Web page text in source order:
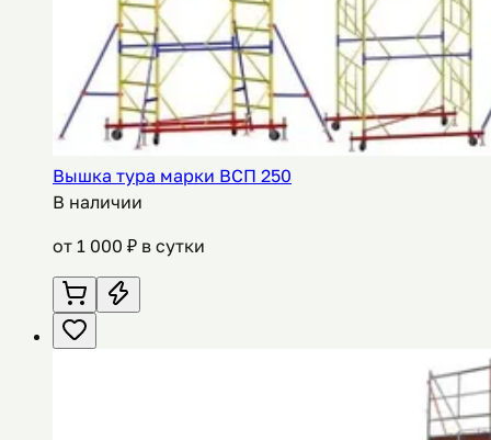
Вышка тура марки ВСП 250
В наличии
от 1 000 ₽ в сутки